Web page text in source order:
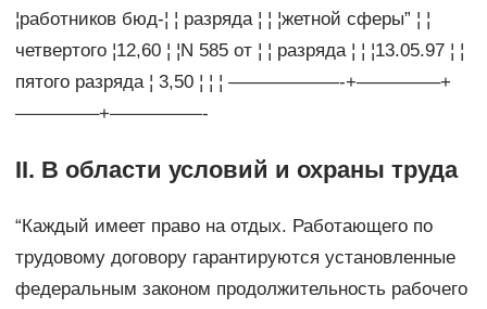
¦работников бюд-¦ ¦ разряда ¦ ¦ ¦жетной сферы” ¦ ¦
четвертого ¦12,60 ¦ ¦N 585 от ¦ ¦ разряда ¦ ¦ ¦13.05.97 ¦ ¦
пятого разряда ¦ 3,50 ¦ ¦ ¦ ——————-+————–+
————–+—————-
II. В области условий и охраны труда
“Каждый имеет право на отдых. Работающего по
трудовому договору гарантируются установленные
федеральным законом продолжительность рабочего